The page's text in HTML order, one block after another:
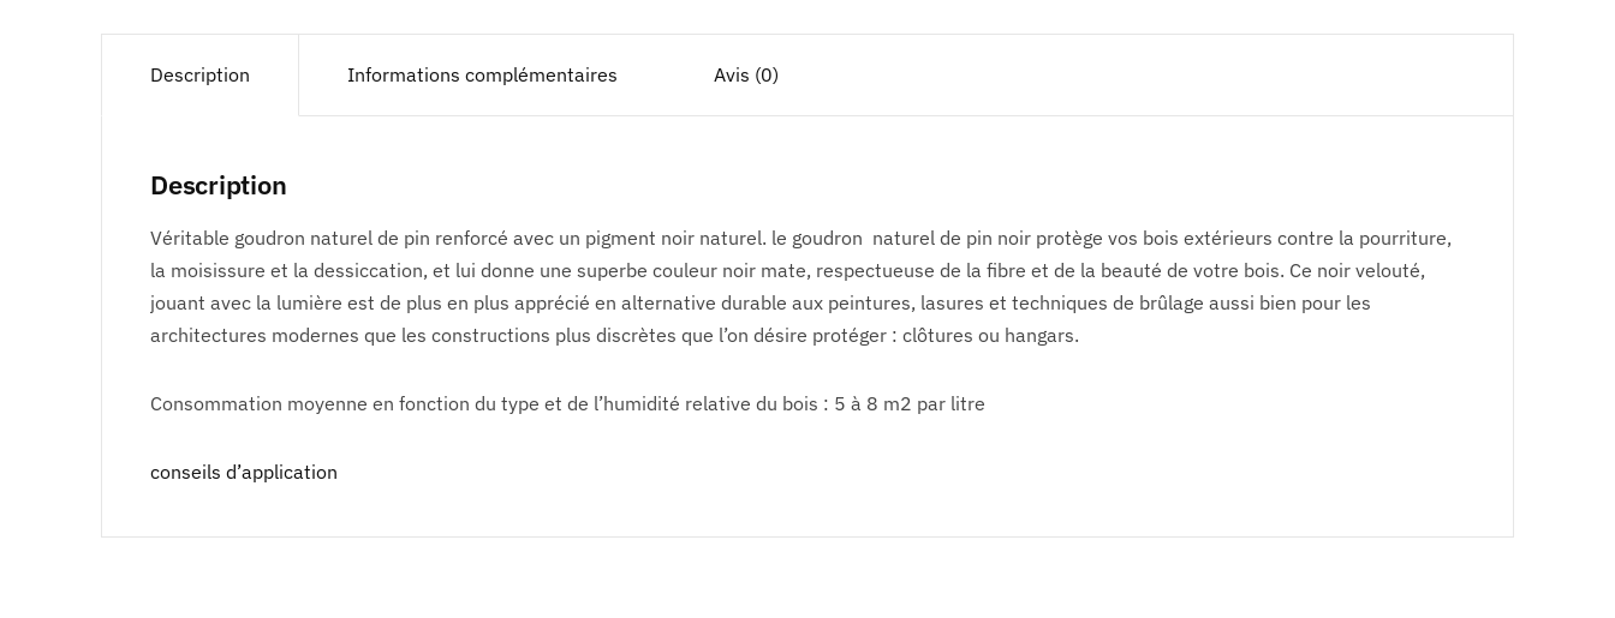
Description Informations complémentaires Avis (0)
Description
Véritable goudron naturel de pin renforcé avec un pigment noir naturel. le goudron naturel de pin noir protège vos bois extérieurs contre la pourriture,
la moisissure et la dessiccation, et lui donne une superbe couleur noir mate, respectueuse de la fibre et de la beauté de votre bois. Ce noir velouté,
jouant avec la lumière est de plus en plus apprécié en alternative durable aux peintures, lasures et techniques de brûlage aussi bien pour les
architectures modernes que les constructions plus discrètes que l’on désire protéger : clôtures ou hangars.
Consommation moyenne en fonction du type et de l’humidité relative du bois : 5 à 8 m2 par litre
conseils d’application